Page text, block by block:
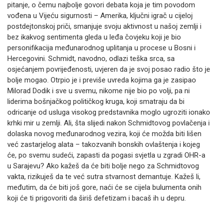
pitanje, o čemu najbolje govori debata koja je tim povodom
vođena u Vijeću sigurnosti – Amerika, ključni igrač u cijeloj
postdejtonskoj priči, smanjuje svoju aktivnost u našoj zemlji i
bez ikakvog sentimenta gleda u leđa čovjeku koji je bio
personifikacija međunarodnog uplitanja u procese u Bosni i
Hercegovini. Schmidt, navodno, odlazi teška srca, sa
osjećanjem povrijeđenosti, uvjeren da je svoj posao radio što je
bolje mogao. Otrpio je i previše uvreda kojima ga je zasipao
Milorad Dodik i sve u svemu, nikome nije bio po volji, pa ni
liderima bošnjačkog političkog kruga, koji smatraju da bi
odricanje od usluga visokog predstavnika moglo ugroziti ionako
krhki mir u zemlji. Ali, šta slijedi nakon Schmidtovog povlačenja i
dolaska novog međunarodnog vezira, koji će možda biti lišen
već zastarjelog alata – takozvanih bonskih ovlaštenja i kojeg
će, po svemu sudeći, zapasti da pogasi svjetla u zgradi OHR-a
u Sarajevu? Ako kažeš da će biti bolje nego za Schmidtovog
vakta, rizikuješ da te već sutra stvarnost demantuje. Kažeš li,
međutim, da će biti još gore, naći će se cijela bulumenta onih
koji će ti prigovoriti da širiš defetizam i bacaš ih u depru.